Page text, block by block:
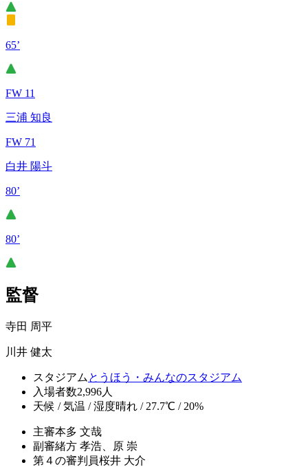
65’
FW 11
三浦 知良
FW 71
白井 陽斗
80’
80’
監督
寺田 周平
川井 健太
スタジアム とうほう・みんなのスタジアム
入場者数2,996人
天候 / 気温 / 湿度晴れ / 27.7℃ / 20%
主審本多 文哉
副審緒方 孝浩、原 崇
第４の審判員桜井 大介